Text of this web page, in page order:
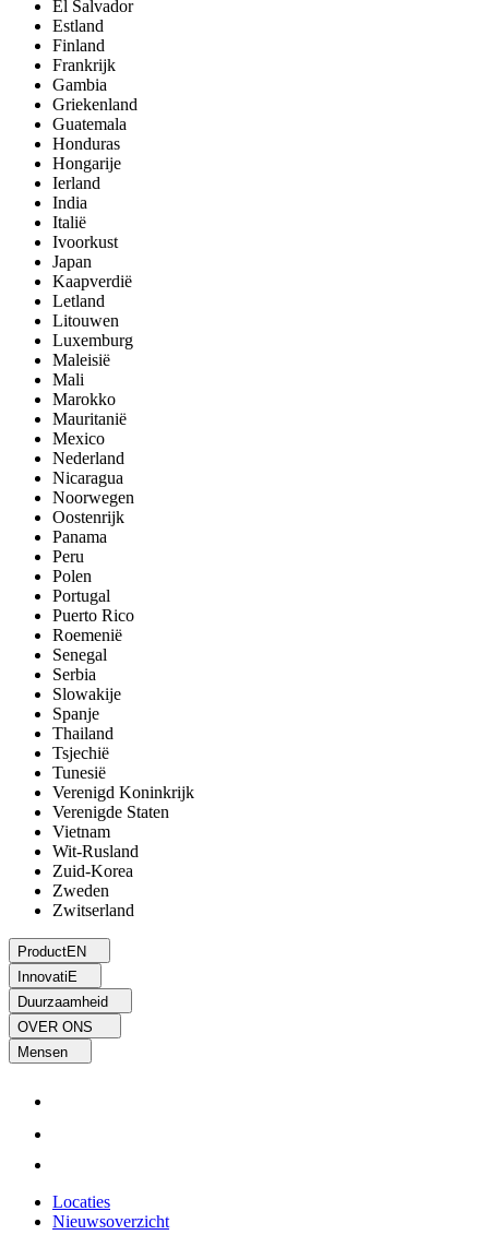
El Salvador
Estland
Finland
Frankrijk
Gambia
Griekenland
Guatemala
Honduras
Hongarije
Ierland
India
Italië
Ivoorkust
Japan
Kaapverdië
Letland
Litouwen
Luxemburg
Maleisië
Mali
Marokko
Mauritanië
Mexico
Nederland
Nicaragua
Noorwegen
Oostenrijk
Panama
Peru
Polen
Portugal
Puerto Rico
Roemenië
Senegal
Serbia
Slowakije
Spanje
Thailand
Tsjechië
Tunesië
Verenigd Koninkrijk
Verenigde Staten
Vietnam
Wit-Rusland
Zuid-Korea
Zweden
Zwitserland
ProductEN
InnovatiE
Duurzaamheid
OVER ONS
Mensen
Locaties
Nieuwsoverzicht